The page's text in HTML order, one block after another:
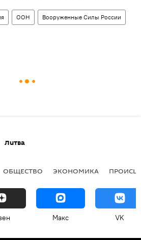
ООН Вооруженные Силы России
Литва
ОБЩЕСТВО ЭКОНОМИКА
Макс VK